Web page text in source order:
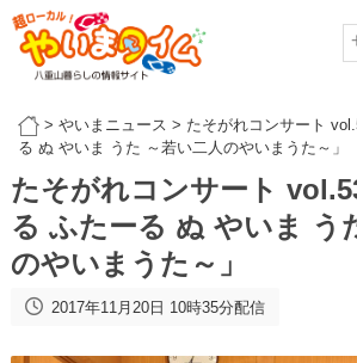
> やいまニュース > たそがれコンサート
る ぬ やいま うた ～若い二人のやいまうた～」
たそがれコンサート
る ふたーる ぬ やいま う
のやいまうた～」
2017年11月20日 10時35分配信